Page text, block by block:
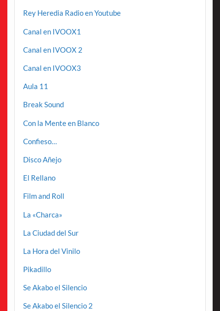
Rey Heredia Radio en Youtube
Canal en IVOOX1
Canal en IVOOX 2
Canal en IVOOX3
Aula 11
Break Sound
Con la Mente en Blanco
Confieso…
Disco Añejo
El Rellano
Film and Roll
La «Charca»
La Ciudad del Sur
La Hora del Vinilo
Pikadillo
Se Akabo el Silencio
Se Akabo el Silencio 2